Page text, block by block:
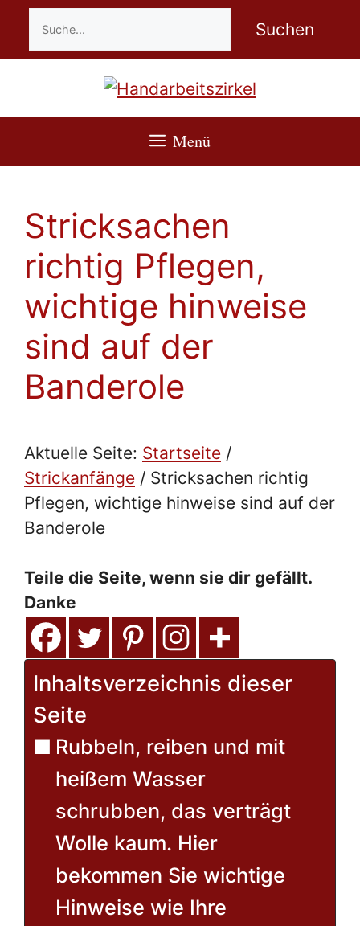
Zum
Inhalt
springen
Suchen
Menü
Stricksachen
richtig Pflegen,
wichtige hinweise
sind auf der
Banderole
Aktuelle Seite: Startseite /
Strickanfänge / Stricksachen richtig
Pflegen, wichtige hinweise sind auf der
Banderole
Teile die Seite, wenn sie dir gefällt.
Danke
Inhaltsverzeichnis dieser
Seite
Rubbeln, reiben und mit
heißem Wasser
schrubben, das verträgt
Wolle kaum. Hier
bekommen Sie wichtige
Hinweise wie Ihre